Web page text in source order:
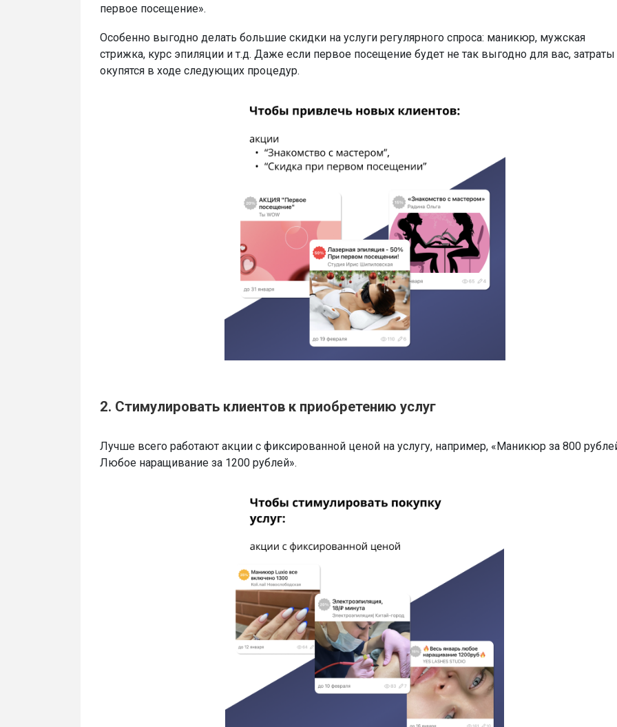
первое посещение».
Особенно выгодно делать большие скидки на услуги регулярного спроса: маникюр, мужская
стрижка, курс эпиляции и т.д. Даже если первое посещение будет не так выгодно для вас, затраты
окупятся в ходе следующих процедур.
2. Стимулировать клиентов к приобретению услуг
Лучше всего работают акции с фиксированной ценой на услугу, например, «Маникюр за 800
Любое наращивание за 1200 рублей».